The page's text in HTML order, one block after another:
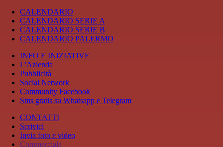
CALENDARIO
CALENDARIO SERIE A
CALENDARIO SERIE B
CALENDARIO PALERMO
INFO E INIZIATIVE
L'Azienda
Pubblicità
Social Network
Community Facebook
Sms gratis su Whatsapp e Telegram
CONTATTI
Scrivici
Invia foto e video
Commerciale